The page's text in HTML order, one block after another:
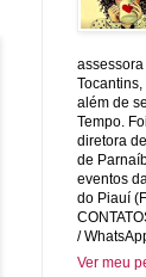
além de
Tempo.
diretora
de
eventos
do Piauí
/
Ver meu